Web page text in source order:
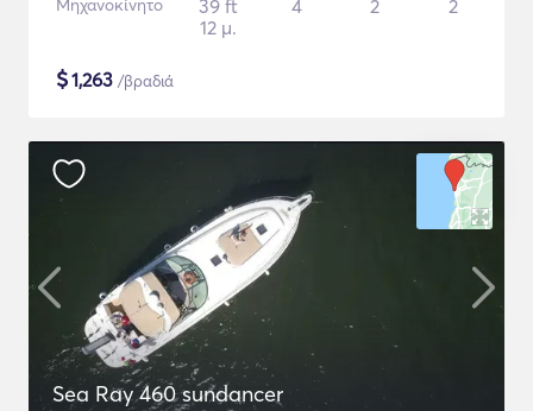
Μηχανοκίνητο
39 ft
12 μ.
4 2 2
$1,263 /βραδιά
Sea Ray 460 sundancer